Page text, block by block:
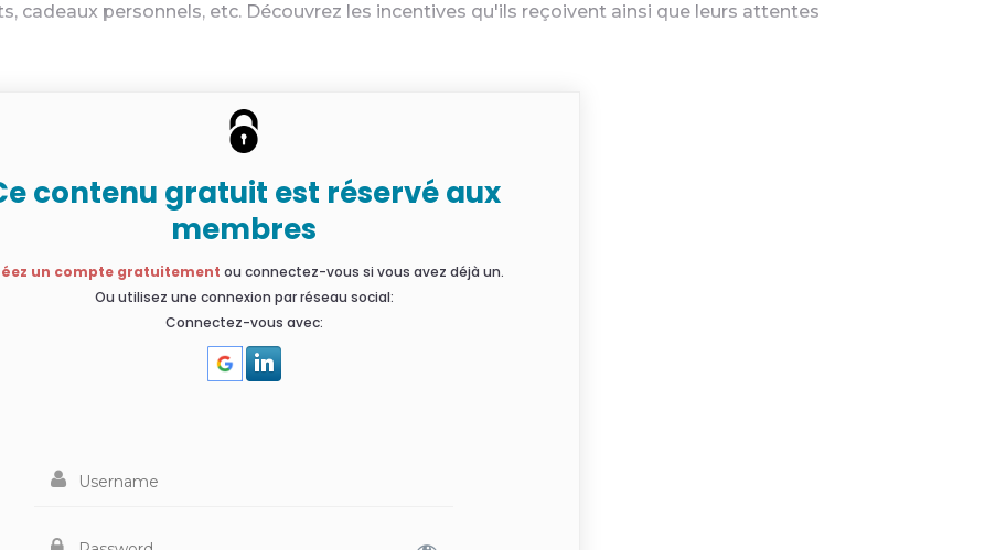
cadeaux personnels, etc. Découvrez les incentives qu'ils reçoivent ainsi que leurs attentes
contenu gratuit est réservé aux
membres
un compte gratuitement ou connectez-vous si vous avez déjà un.
Ou utilisez une connexion par réseau social:
Connectez-vous avec: